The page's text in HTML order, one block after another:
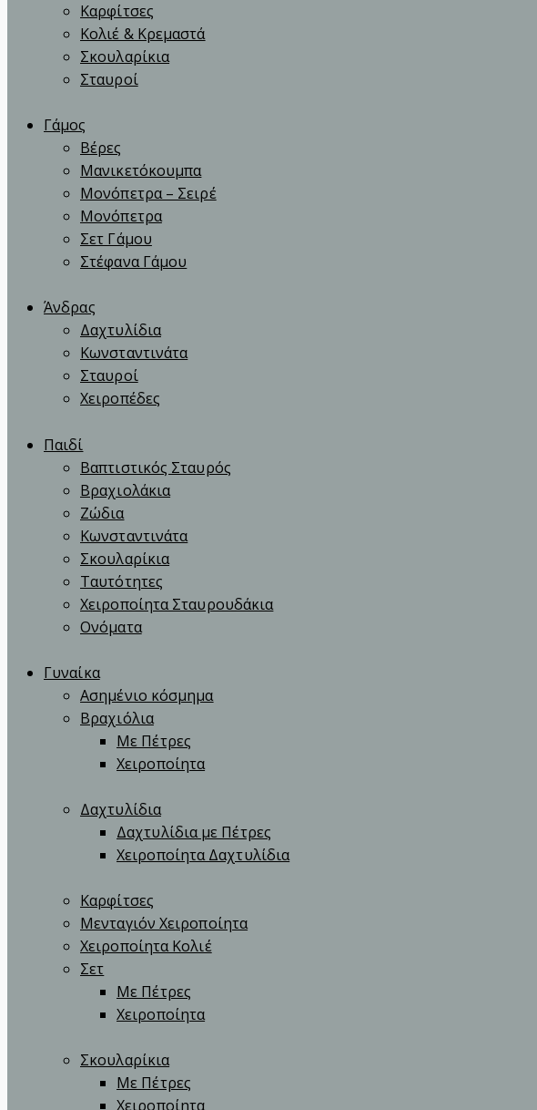
Καρφίτσες
Κολιέ & Κρεμαστά
Σκουλαρίκια
Σταυροί
Γάμος
Βέρες
Μανικετόκουμπα
Μονόπετρα – Σειρέ
Μονόπετρα
Σετ Γάμου
Στέφανα Γάμου
Άνδρας
Δαχτυλίδια
Κωνσταντινάτα
Σταυροί
Χειροπέδες
Παιδί
Βαπτιστικός Σταυρός
Βραχιολάκια
Ζώδια
Κωνσταντινάτα
Σκουλαρίκια
Ταυτότητες
Χειροποίητα Σταυρουδάκια
Ονόματα
Γυναίκα
Ασημένιο κόσμημα
Βραχιόλια
Με Πέτρες
Χειροποίητα
Δαχτυλίδια
Δαχτυλίδια με Πέτρες
Χειροποίητα Δαχτυλίδια
Καρφίτσες
Μενταγιόν Χειροποίητα
Χειροποίητα Κολιέ
Σετ
Με Πέτρες
Χειροποίητα
Σκουλαρίκια
Με Πέτρες
Χειροποίητα